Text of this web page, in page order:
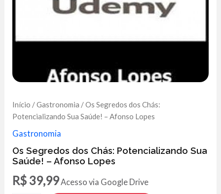
Início /Gastronomia / Os Segredos dos Chás:
Potencializando Sua Saúde! – Afonso Lopes
Gastronomia
Os Segredos dos Chás: Potencializando Sua
Saúde! – Afonso Lopes
R$ 39,99Acesso via Google Drive